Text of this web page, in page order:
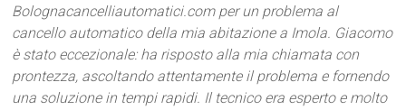
Bolognacancelliautomatici.com per un problema al
cancello automatico della mia abitazione a Imola. Giacomo
è stato eccezionale: ha risposto alla mia chiamata con
prontezza, ascoltando attentamente il problema e fornendo
una soluzione in tempi rapidi. Il tecnico era esperto e molto